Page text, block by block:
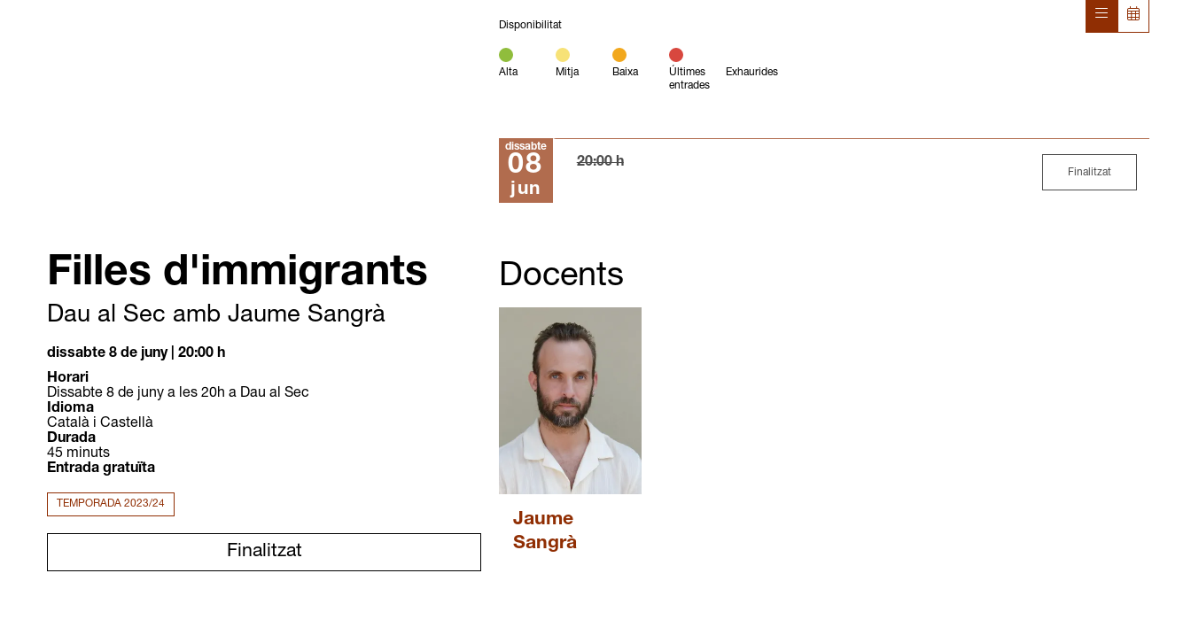
Filles d'immigrants
Dau al Sec amb Jaume Sangrà
dissabte 8 de juny|20:00 h
Horari
Dissabte 8 de juny a les 20h a Dau al Sec
Idioma
Català i Castellà
Durada
45 minuts
Entrada gratuïta
TEMPORADA 2023/24
Finalitzat
Disponibilitat
Alta Mitja Baixa
Últimes
entrades
Exhaurides
dissabte
08
jun
20:00 h
Finalitzat
Docents
Jaume
Sangrà